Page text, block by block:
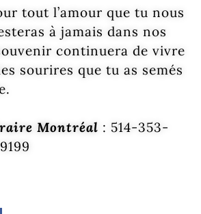
tout l’amour que tu nous
à jamais dans nos
continuera de vivre
sourires que tu as semés
Montréal : 514-353-